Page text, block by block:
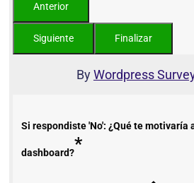
ByWordpress
Si respondiste 'No': ¿Qué te motivaría
dashboard?*